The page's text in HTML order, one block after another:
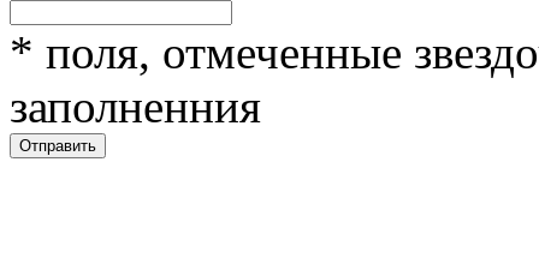
* поля, отмеченные
заполненния